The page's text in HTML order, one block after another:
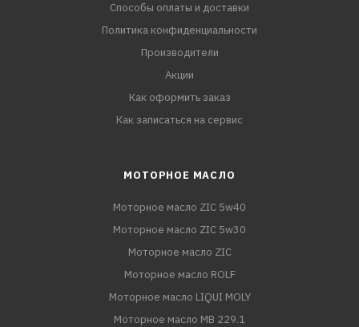
Способы оплаты и доставки
Политика конфиденциальности
Производители
Акции
Как оформить заказ
Как записаться на сервис
МОТОРНОЕ МАСЛО
Моторное масло ZIC 5w40
Моторное масло ZIC 5w30
Моторное масло ZIC
Моторное масло ROLF
Моторное масло LIQUI MOLY
Моторное масло MB 229.1